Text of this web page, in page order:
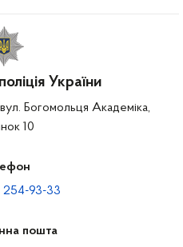
України
вул. Богомольця Академіка,
10
254-93-33
пошта